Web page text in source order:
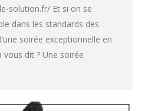
solution.fr/ Et si on se
dans les standards des
soirée exceptionnelle en
dit ? Une soirée